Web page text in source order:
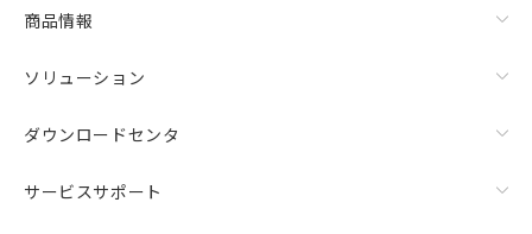
商品情報
ソリューション
ダウンロードセンタ
サービスサポート